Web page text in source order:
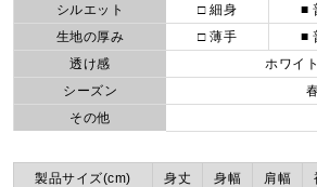
シルエット
□ 細身 ■
生地の厚み
□ 薄手 ■
透け感
ホワイ
シーズン
その他
製品サイズ(cm) 身丈 身幅 肩幅